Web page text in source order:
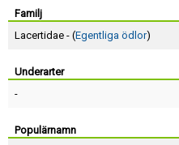
Familj
Lacertidae - (Egentliga ödlor)
Underarter
-
Populärnamn
Terms of Service